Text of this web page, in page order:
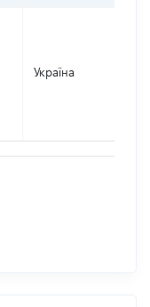
Україна